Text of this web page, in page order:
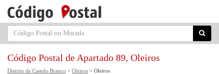
Código Postal de Apartado 89, Oleiros
Distrito de Castelo Branco > Oleiros > Oleiros